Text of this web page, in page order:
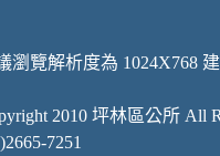
瀏覽解析度為 1024X768
2010 坪林區公所 All
7251